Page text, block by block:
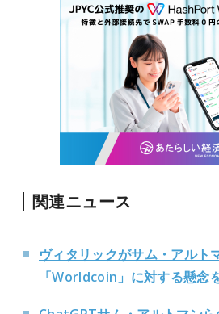
関連ニュース
ヴィタリックがサム・アルト
「Worldcoin」に対する懸念